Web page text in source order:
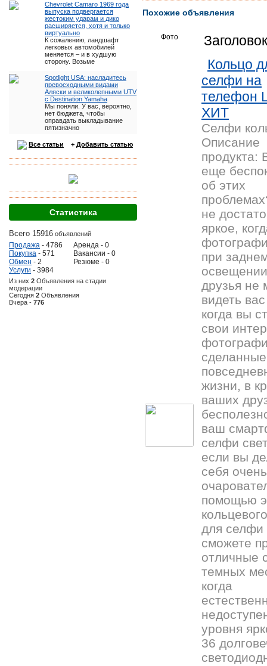
Chevrolet Camaro 1969 года
выпуска подвергается
жестоким ударам и дико
расширяется, хотя и только
виртуально
К сожалению, ландшафт
легковых автомобилей
меняется – и в худшую
сторону. Возьме
Spotlight USA: насладитесь
превосходными видами
Аляски и великолепными UTV
с Destination Yamaha
Мы поняли. У вас, вероятно,
нет бюджета, чтобы
оправдать выкладывание
пятизначно
Все статьи + Добавить статью
Статистика
Всего 15916 объявлений
Продажа - 4786
Покупка - 571
Обмен - 2
Услуги - 3984
Аренда - 0
Вакансии - 0
Резюме - 0
Из них 2 Объявления на стадии
модерации
Сегодня 2 Объявления
Вчера - 776
Похожие объявления
Фото
Заголовок
Кольцо
селфи на
телефон
ХИТ
Селфи
Описание
продукта:
еще
об этих
не
яркое,
при
друзья не
видеть
когда вы
свои
жизни, в
ваших
ваш
селфи
если вы
себя очень
помощью
для селфи
сможете
отличные
темных
когда
уровня
36